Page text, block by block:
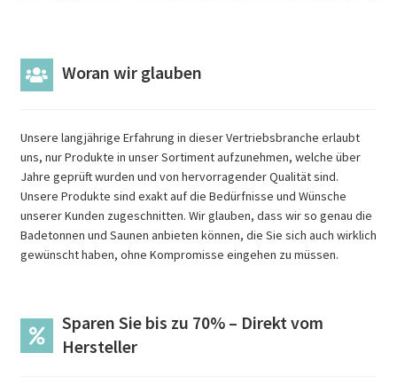
Woran wir glauben
Unsere langjährige Erfahrung in dieser Vertriebsbranche erlaubt
uns, nur Produkte in unser Sortiment aufzunehmen, welche über
Jahre geprüft wurden und von hervorragender Qualität sind.
Unsere Produkte sind exakt auf die Bedürfnisse und Wünsche
unserer Kunden zugeschnitten. Wir glauben, dass wir so genau die
Badetonnen und Saunen anbieten können, die Sie sich auch wirklich
gewünscht haben, ohne Kompromisse eingehen zu müssen.
Sparen Sie bis zu 70% – Direkt vom
Hersteller